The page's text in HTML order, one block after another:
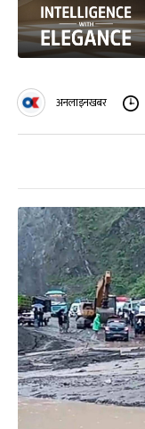
अनलाइनखबर